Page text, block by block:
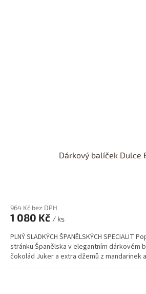
Dárkový balíček Dulce
964 Kč bez DPH
1 080 Kč / ks
PLNÝ SLADKÝCH ŠPANĚLSKÝCH SPECIALIT
stránku Španělska v elegantním dárkovém
čokolád Juker a extra džemů z mandarinek